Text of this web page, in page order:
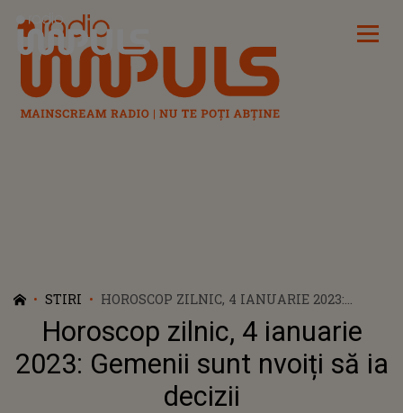
Radio Impuls
STIRI
HOROSCOP ZILNIC, 4 IANUARIE 2023:
GEMENII SUNT NVOIȚI SĂ IA DECIZII
Horoscop zilnic, 4 ianuarie
2023: Gemenii sunt nvoiți să ia
decizii